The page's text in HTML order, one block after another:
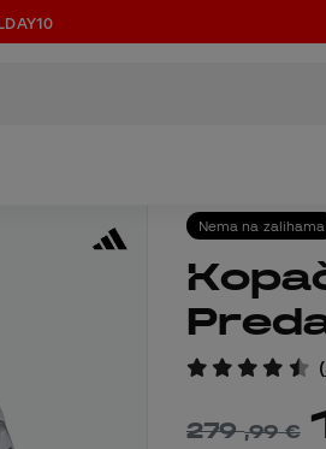
Nema na zalihama
Kopačke adidas
(
279,99 €